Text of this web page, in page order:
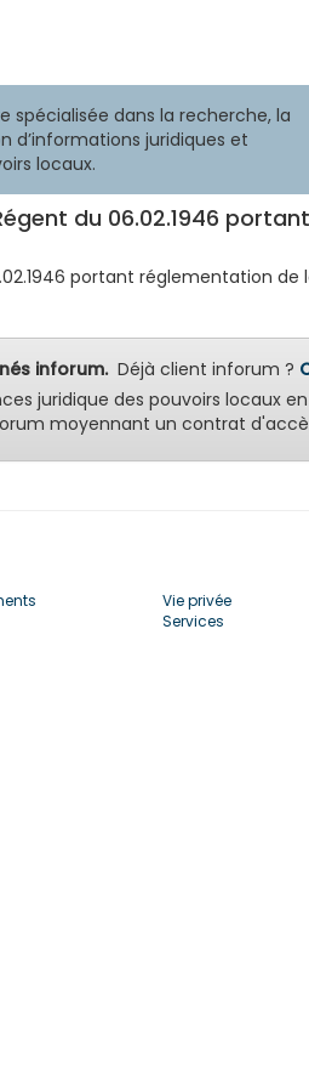
dans la recherche, la
d’informations juridiques et
locaux.
du 06.02.1946
portant réglementation
inforum.Déjà client inforum ?
juridique des pouvoirs locaux
moyennant un contrat
Vie privée
Services